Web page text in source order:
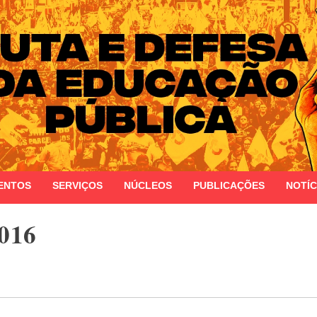
Estado do Rio Grande do Sul
SERVIÇOS NÚCLEOS PUBLICAÇÕES